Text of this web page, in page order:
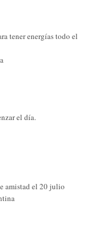
tener energías todo el
el día.
amistad el 20 julio